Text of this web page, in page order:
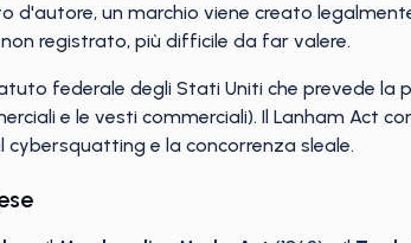
d'autore, un marchio viene creato
registrato, più difficile da far valere.
federale degli Stati Uniti che prevede la
e le vesti commerciali). Il Lanham Act
cybersquatting e la concorrenza sleale.